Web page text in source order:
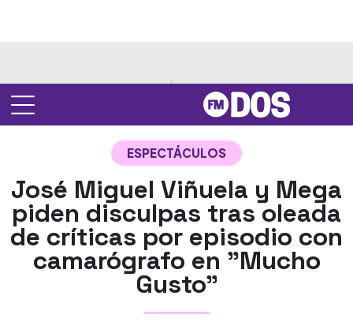
ESPECTÁCULOS
José Miguel Viñuela y Mega
piden disculpas tras oleada
de críticas por episodio con
camarógrafo en "Mucho
Gusto"